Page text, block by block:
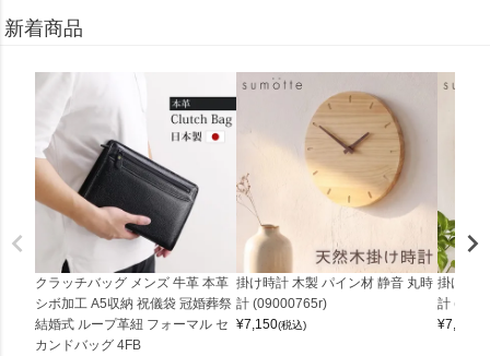
新着商品
クラッチバッグ メンズ 牛革 本革
シボ加工 A5収納 祝儀袋 冠婚葬祭
結婚式 ループ革紐 フォーマル セ
カンドバッグ 4FB
掛け時計 木製 パイン材 静音 丸時
計 (09000765r)
¥7,150(税込)
掛け時
計
¥7,150